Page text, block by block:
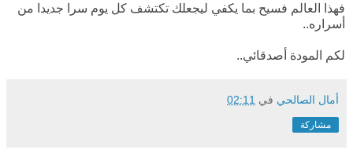
فهذا العالم فسيح بما يكفي ليجعلك تكتشف كل يوم سرا جديدا من
أسراره..
لكم المودة أصدقائي..
أمال الصالحي في 02:11
مشاركة